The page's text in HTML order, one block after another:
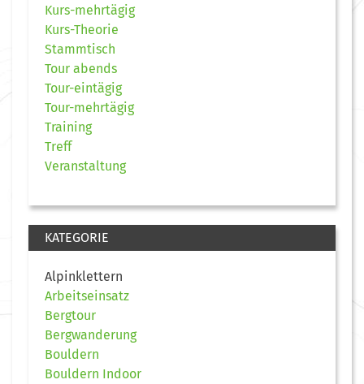
Kurs-mehrtägig
Kurs-Theorie
Stammtisch
Tour abends
Tour-eintägig
Tour-mehrtägig
Training
Treff
Veranstaltung
KATEGORIE
Alpinklettern
Arbeitseinsatz
Bergtour
Bergwanderung
Bouldern
Bouldern Indoor